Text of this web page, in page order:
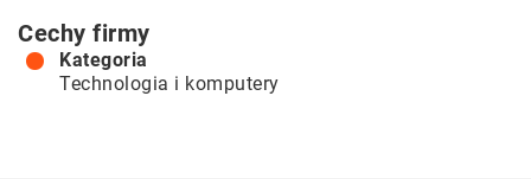
Cechy firmy
Kategoria
Technologia i komputery